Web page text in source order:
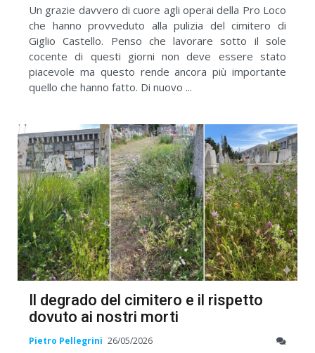
Un grazie davvero di cuore agli operai della Pro Loco
che hanno provveduto alla pulizia del cimitero di
Giglio Castello. Penso che lavorare sotto il sole
cocente di questi giorni non deve essere stato
piacevole ma questo rende ancora più importante
quello che hanno fatto. Di nuovo ...
Il degrado del cimitero e il rispetto
dovuto ai nostri morti
Pietro Pellegrini 26/05/2026